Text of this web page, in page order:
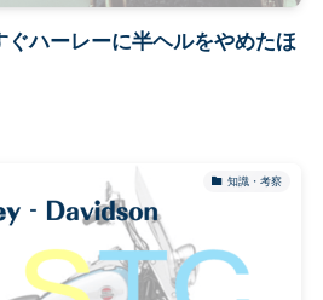
ハーレーに半ヘルをやめたほ
知識・考察